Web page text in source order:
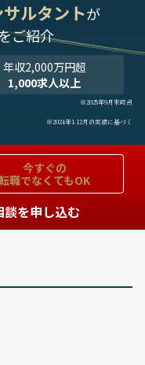
ルタントが
ご紹介
年収2,000万円超
1,000求人以上
※2025年9月末時点
※2024年1-12月の実績に基づく
今すぐの
職でなくてもOK
談を申し込む